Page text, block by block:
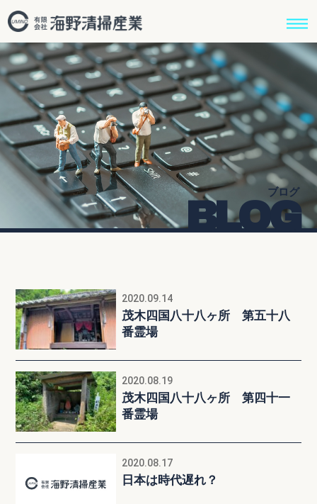
ブログ
BLOG
2020.09.14
茂木四国八十八ヶ所 第五十八
番霊場
2020.08.19
茂木四国八十八ヶ所 第四十一
番霊場
2020.08.17
日本は時代遅れ？